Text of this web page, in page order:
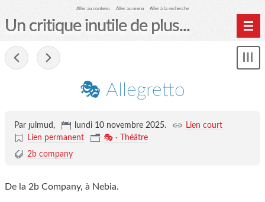
Aller au contenu Aller au menu Aller à la recherche
Un critique inutile de plus...
🎭 Allegretto
Par ȷulmud, lundi 10 novembre 2025.
Lien court
Lien permanent
🎭 · Théâtre
2b company
De la 2b Company, à Nebia.